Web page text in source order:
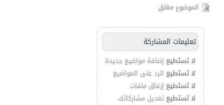
الموضوع مغلق
تعليمات المشاركة
لا تستطيع إضافة مواضيع جديدة
لا تستطيع الرد على المواضيع
لا تستطيع إرفاق ملفات
لا تستطيع تعديل مشاركاتك